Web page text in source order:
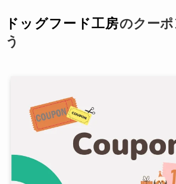
ドッグフード工房のクー
う